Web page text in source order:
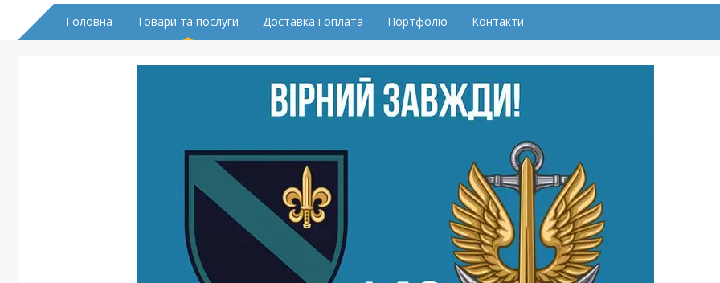
Головна Товари та послуги Доставка і оплата Портфоліо Контакти